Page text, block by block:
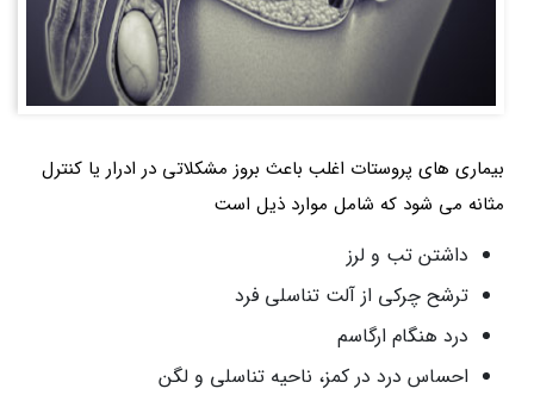
بیماری های پروستات اغلب باعث بروز مشکلاتی در ادرار یا کنترل
مثانه می شود که شامل موارد ذیل است
داشتن تب و لرز
ترشح چرکی از آلت تناسلی فرد
درد هنگام ارگاسم
احساس درد در کمز، ناحیه تناسلی و لگن